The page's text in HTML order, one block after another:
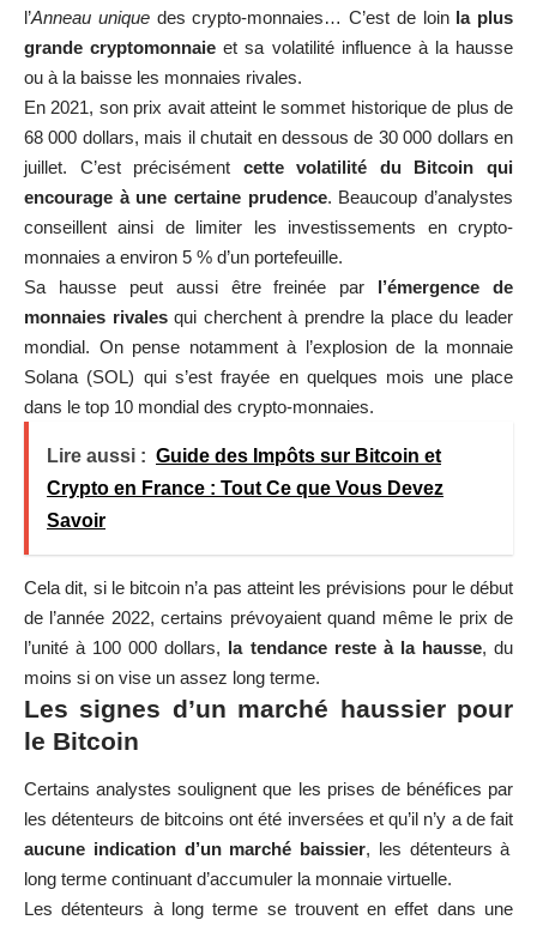
l’Anneau uniquedes crypto-monnaies… C’est de loin la plus
grande cryptomonnaie et sa volatilité influence à la hausse
ou à la baisse les monnaies rivales.
En 2021, son prix avait atteint le sommet historique de plus de
68 000 dollars, mais il chutait en dessous de 30 000 dollars en
juillet. C’est précisément cette volatilité du Bitcoin qui
encourage à une certaine prudence. Beaucoup d’analystes
conseillent ainsi de limiter les investissements en crypto-
monnaies a environ 5 % d’un portefeuille.
Sa hausse peut aussi être freinée par l’émergence de
monnaies rivalesqui cherchent à prendre la place du leader
mondial. On pense notamment à l’explosion de la monnaie
Solana (SOL) qui s’est frayée en quelques mois une place
dans le top 10 mondial des crypto-monnaies.
Lire aussi : Guide des Impôts sur Bitcoin et
Crypto en France : Tout Ce que Vous Devez
Savoir
Cela dit, si le bitcoin n’a pas atteint les prévisions pour le début
de l’année 2022, certains prévoyaient quand même le prix de
l’unité à 100 000 dollars, la tendance reste à la hausse, du
moins si on vise un assez long terme.
Les signes d’un marché haussier pour
le Bitcoin
Certains analystes soulignent que les prises de bénéfices par
les détenteurs de bitcoins ont été inversées et qu’il n’y a de fait
aucune indication d’un marché baissier, les détenteurs à
long terme continuant d’accumuler la monnaie virtuelle.
Les détenteurs à long terme se trouvent en effet dans une